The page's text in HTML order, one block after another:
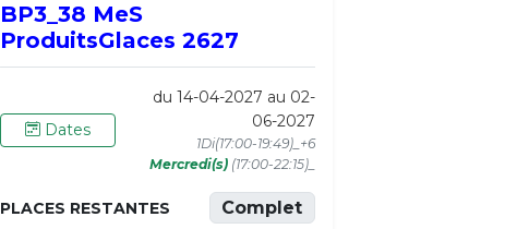
BP3_38 MeS
ProduitsGlaces 2627
Dates
du 14-04-2027 au 02-
06-2027
1Di(17:00-19:49)_+6
Mercredi(s)(17:00-22:15)_
PLACES RESTANTES Complet